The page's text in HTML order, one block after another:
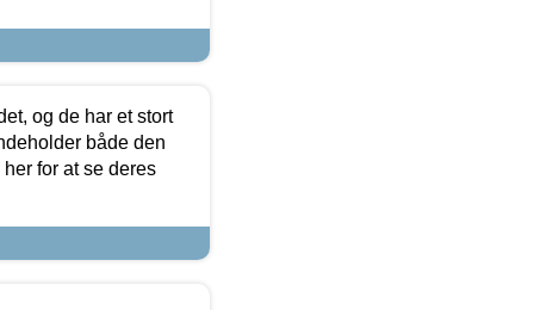
og de har et stort
både den
for at se deres